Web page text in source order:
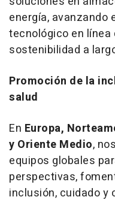
energía, avanzando
tecnológico en
sostenibilidad a
Promoción de la
salud
En Europa,
y Oriente Medio,
equipos globales
perspectivas,
inclusión, cuidado y